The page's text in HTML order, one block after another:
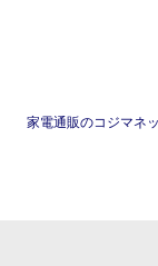
家電通販のコジマネ